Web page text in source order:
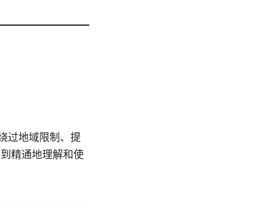
过地域限制、提
精通地理解和使